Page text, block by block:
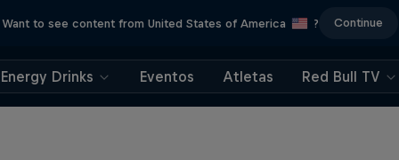
Want to see content from United States of America ? Continue
Energy Drinks Eventos Atletas Red Bull TV